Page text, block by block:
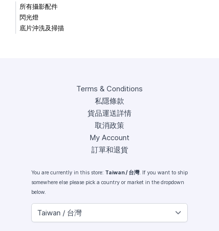
所有攝影配件
閃光燈
底片沖洗及掃描
Terms & Conditions
私隱條款
貨品運送詳情
取消政策
My Account
訂單和退貨
You are currently in this store: Taiwan / 台灣. If you want to ship
somewhere else please pick a country or market in the dropdown
below.